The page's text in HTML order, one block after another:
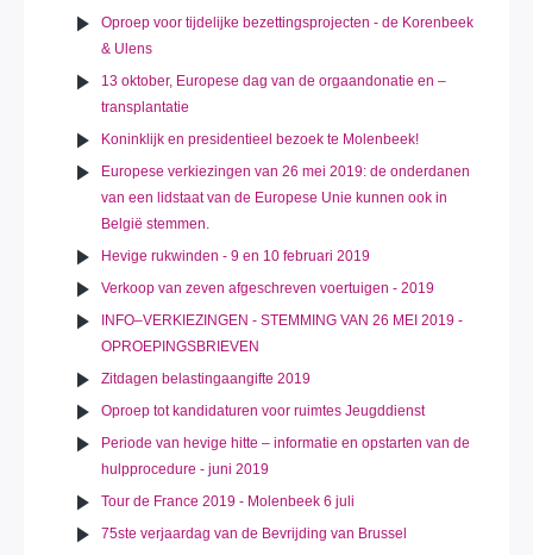
Oproep voor tijdelijke bezettingsprojecten - de Korenbeek
& Ulens
13 oktober, Europese dag van de orgaandonatie en –
transplantatie
Koninklijk en presidentieel bezoek te Molenbeek!
Europese verkiezingen van 26 mei 2019: de onderdanen
van een lidstaat van de Europese Unie kunnen ook in
België stemmen.
Hevige rukwinden - 9 en 10 februari 2019
Verkoop van zeven afgeschreven voertuigen - 2019
INFO–VERKIEZINGEN - STEMMING VAN 26 MEI 2019 -
OPROEPINGSBRIEVEN
Zitdagen belastingaangifte 2019
Oproep tot kandidaturen voor ruimtes Jeugddienst
Periode van hevige hitte – informatie en opstarten van de
hulpprocedure - juni 2019
Tour de France 2019 - Molenbeek 6 juli
75ste verjaardag van de Bevrijding van Brussel